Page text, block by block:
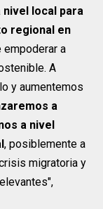
local para
regional en
empoderar a
A
y aumentemos
a
a nivel
, posiblemente a
migratoria y